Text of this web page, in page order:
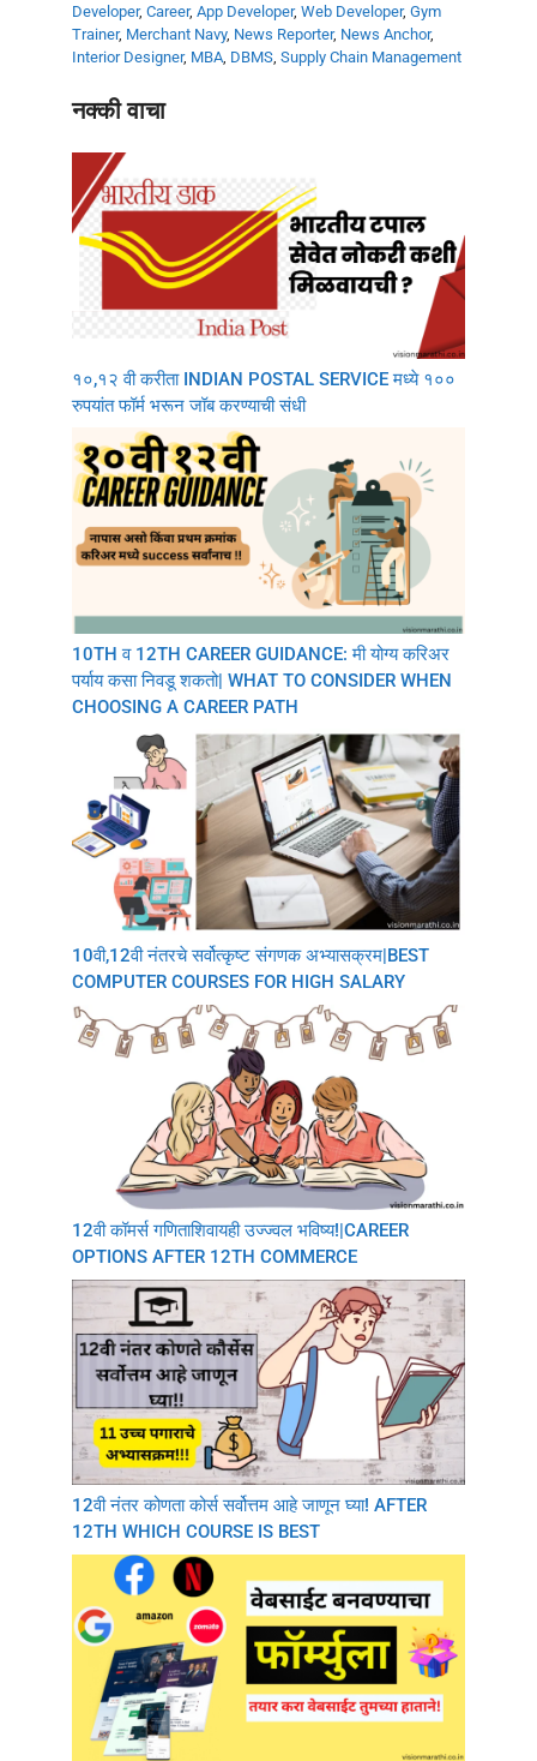
Developer, Career, App Developer, Web Developer, Gym
Trainer, Merchant Navy, News Reporter, News Anchor,
Interior Designer, MBA, DBMS, Supply Chain Management
नक्की वाचा
१०,१२ वी करीता INDIAN POSTAL SERVICE मध्ये १००
रुपयांत फॉर्म भरून जॉब करण्याची संधी
10TH व 12TH CAREER GUIDANCE: मी योग्य करिअर
पर्याय कसा निवडू शकतो| WHAT TO CONSIDER WHEN
CHOOSING A CAREER PATH
10वी,12वी नंतरचे सर्वोत्कृष्ट संगणक अभ्यासक्रम|BEST
COMPUTER COURSES FOR HIGH SALARY
12वी कॉमर्स गणिताशिवायही उज्ज्वल भविष्य!|CAREER
OPTIONS AFTER 12TH COMMERCE
12वी नंतर कोणता कोर्स सर्वोत्तम आहे जाणून घ्या! AFTER
12TH WHICH COURSE IS BEST